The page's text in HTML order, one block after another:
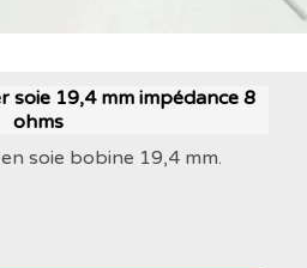
soie 19,4 mm impédance 8
ohms
soie bobine 19,4 mm.